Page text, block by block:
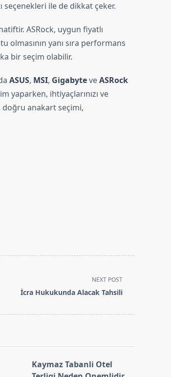
seçenekleri ile de dikkat çeker.
ASRock, uygun fiyatlı
olmasının yanı sıra performans
bir seçim olabilir.
ASUS, MSI, GigabyteveASRock
yaparken, ihtiyaçlarınızı ve
doğru anakart seçimi,
NEXT POST
İcra Hukukunda Alacak Tahsili
Kaymaz Tabanli Otel